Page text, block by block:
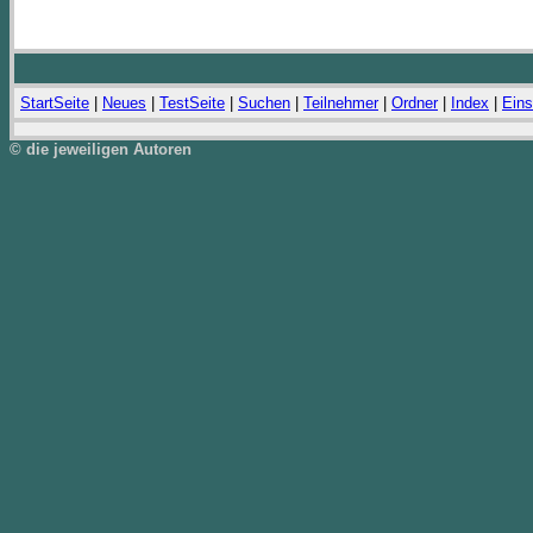
StartSeite Neues TestSeite Suchen Teilnehmer| Ordner| Index
© die jeweiligen Autoren